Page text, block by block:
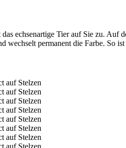
echsenartige Tier auf Sie zu. Auf
wechselt permanent die Farbe. So